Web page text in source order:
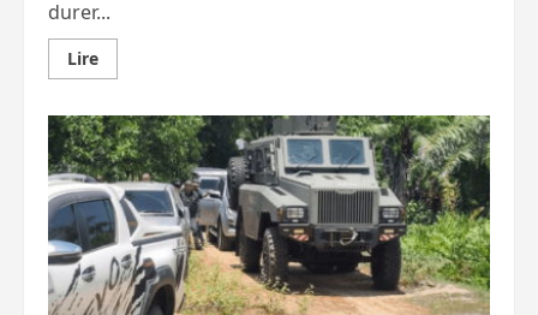
durer...
LireEn
savoir
L’arrivée
du
« Super
El
Niño »
se
confirmerait
pour
octobre